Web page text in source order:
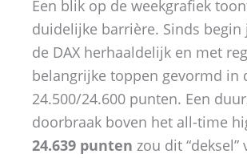
Een blik op de weekgrafiek
duidelijke barrière. Sinds
de DAX herhaaldelijk en met
belangrijke toppen gevormd in
24.500/24.600 punten. Een
doorbraak boven het all-time
24.639 punten zou dit “deksel”